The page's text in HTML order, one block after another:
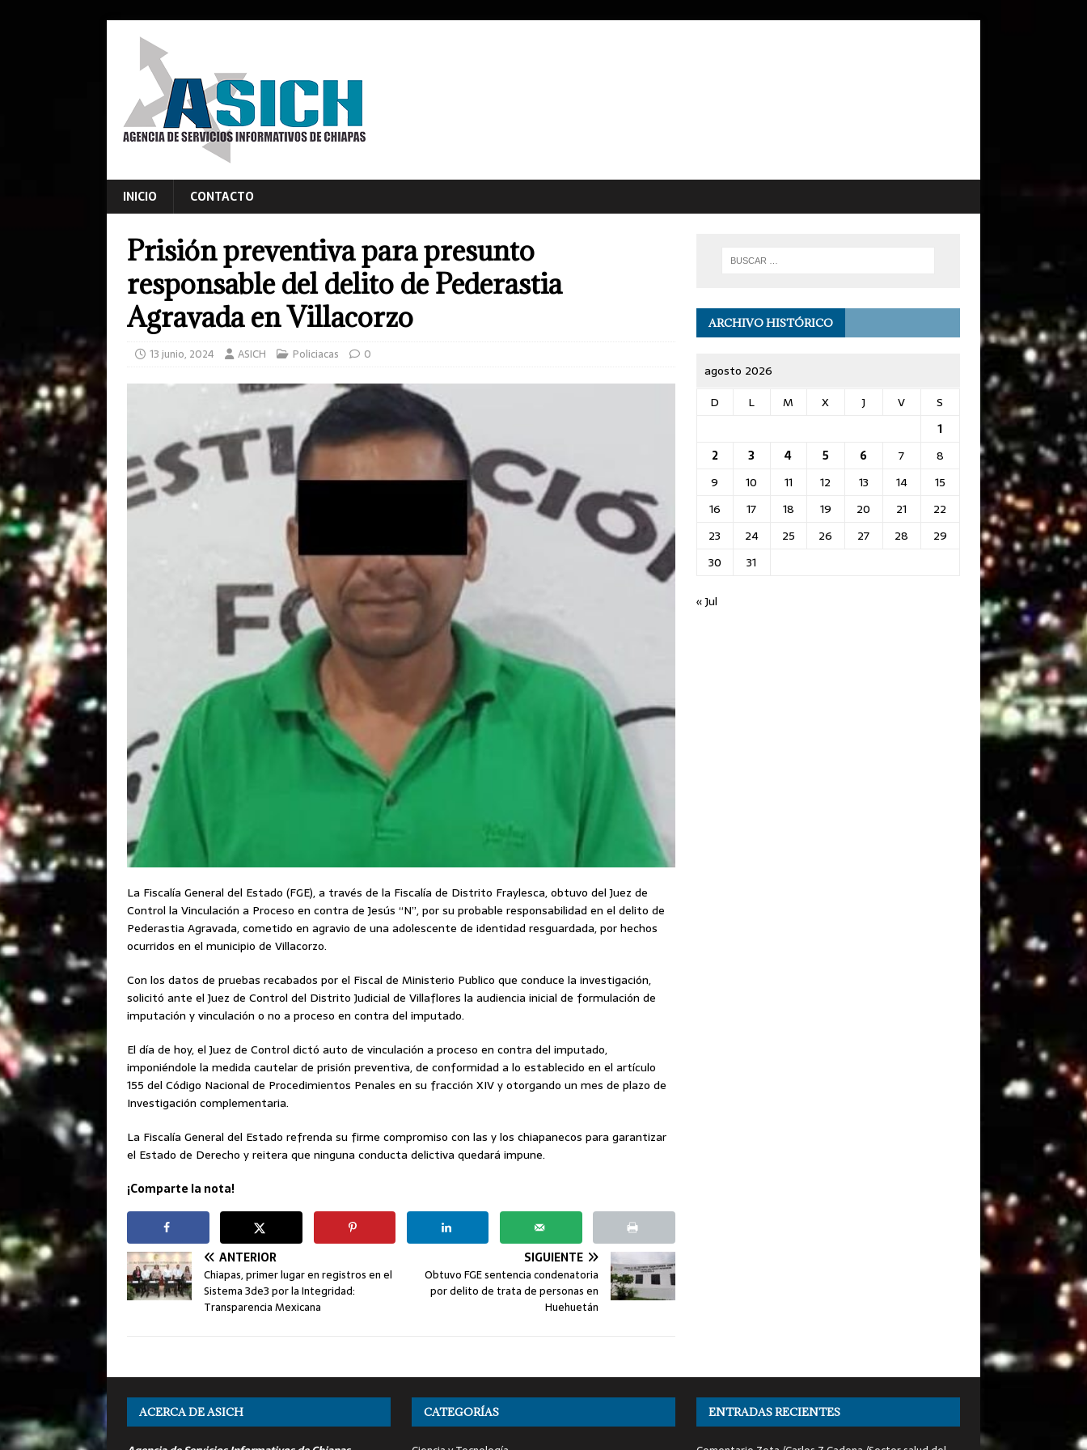
INICIO CONTACTO
Prisión preventiva para presunto
responsable del delito de Pederastia
Agravada en Villacorzo
13 junio, 2024 ASICH Policiacas 0
La Fiscalía General del Estado (FGE), a través de la Fiscalía de Distrito Fraylesca, obtuvo del Juez de
Control la Vinculación a Proceso en contra de Jesús “N”, por su probable responsabilidad en el delito de
Pederastia Agravada, cometido en agravio de una adolescente de identidad resguardada, por hechos
ocurridos en el municipio de Villacorzo.
Con los datos de pruebas recabados por el Fiscal de Ministerio Publico que conduce la investigación,
solicitó ante el Juez de Control del Distrito Judicial de Villaflores la audiencia inicial de formulación de
imputación y vinculación o no a proceso en contra del imputado.
El día de hoy, el Juez de Control dictó auto de vinculación a proceso en contra del imputado,
imponiéndole la medida cautelar de prisión preventiva, de conformidad a lo establecido en el artículo
155 del Código Nacional de Procedimientos Penales en su fracción XIV y otorgando un mes de plazo de
Investigación complementaria.
La Fiscalía General del Estado refrenda su firme compromiso con las y los chiapanecos para garantizar
el Estado de Derecho y reitera que ninguna conducta delictiva quedará impune.
¡Comparte la nota!
ANTERIOR
Chiapas, primer lugar en registros en el
Sistema 3de3 por la Integridad:
Transparencia Mexicana
SIGUIENTE
Obtuvo FGE sentencia condenatoria
por delito de trata de personas en
Huehuetán
ARCHIVO HISTÓRICO
agosto 2026
D
L M X J V
S
1
2
3 4 5 6 7
8
9
10 11 12 13 14
15
16
17 18 19 20 21
22
23
24 25 26 27 28
29
30
31
« Jul
ACERCA DE ASICH CATEGORÍAS ENTRADAS RECIENTES